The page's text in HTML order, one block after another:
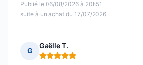
Publié le 06/08/2026 à 20h51
suite à un achat du 17/07/2026
G
Gaëlle T.
Note : 5 sur 5